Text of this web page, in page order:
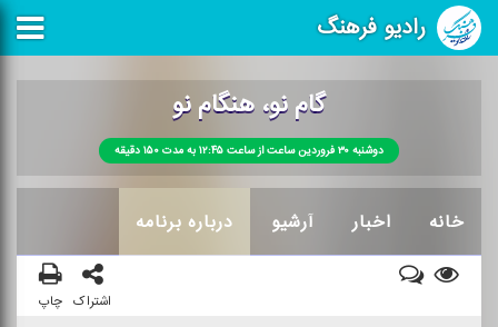
رادیو فرهنگ
گام نو، هنگام نو
دوشنبه ۳۰ فروردین ساعت از ساعت ۱۲:۴۵ به مدت ۱۵۰ دقیقه
خانه اخبار آرشیو درباره برنامه
اشتراک چاپ